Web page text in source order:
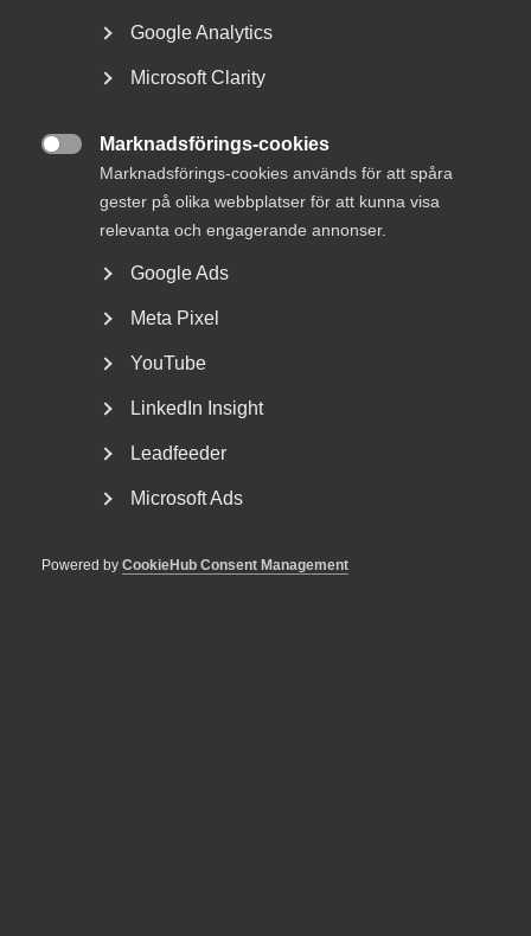
Google Analytics
Microsoft Clarity
Marknadsförings-cookies
Marknadsförings-cookies används för att spåra
gester på olika webbplatser för att kunna visa
relevanta och engagerande annonser.
Google Ads
Meta Pixel
YouTube
LinkedIn Insight
Leadfeeder
Microsoft Ads
Powered by CookieHub Consent Management
Kontor
Besöksadress:Storgatan 19, Stockholm
Postadress:Box 555 45, 102 04 Stockholm